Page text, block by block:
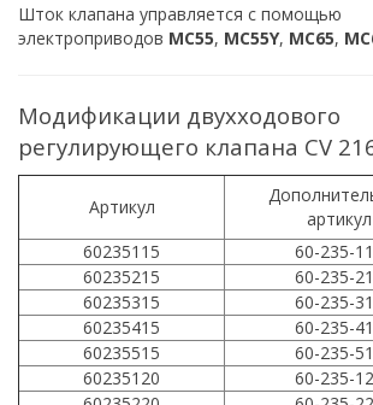
Шток клапана управляется с помощью
электроприводов MC55, MC55Y, MC65,
Модификации двухходового
регулирующего клапана CV
Артикул
артикул
60235115
60-235-
60235215
60-235-
60235315
60-235-
60235415
60-235-
60235515
60-235-
60235120
60-235-